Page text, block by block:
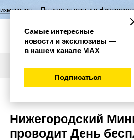
семьи в Нижегородской области
Нижегородский
проводит День
Самые интересные
новости и эксклюзивы —
в нашем канале МАХ
Подписаться